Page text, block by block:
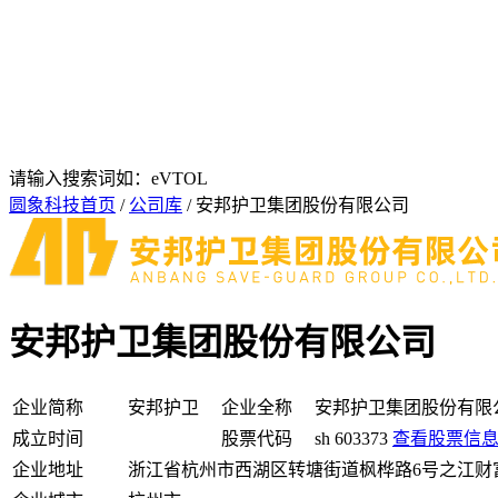
请输入搜索词如：eVTOL
圆象科技首页 / 公司库 / 安邦护卫集团股份有限公司
安邦护卫集团股份有限公司
企业简称 安邦护卫 企业全称
安邦护卫集团股份有限
成立时间
股票代码 sh 603373 查看股票信息
企业地址
浙江省杭州市西湖区转塘街道枫桦路6号之江财